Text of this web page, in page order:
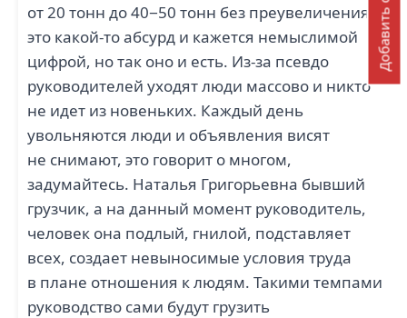
от 20 тонн до 40−50 тонн без преувеличения,
это какой-то абсурд и кажется немыслимой
цифрой, но так оно и есть. Из-за псевдо
руководителей уходят люди массово и никто
не идет из новеньких. Каждый день
увольняются люди и объявления висят
не снимают, это говорит о многом,
задумайтесь. Наталья Григорьевна бывший
грузчик, а на данный момент руководитель,
человек она подлый, гнилой, подставляет
всех, создает невыносимые условия труда
в плане отношения к людям. Такими темпами
руководство сами будут грузить